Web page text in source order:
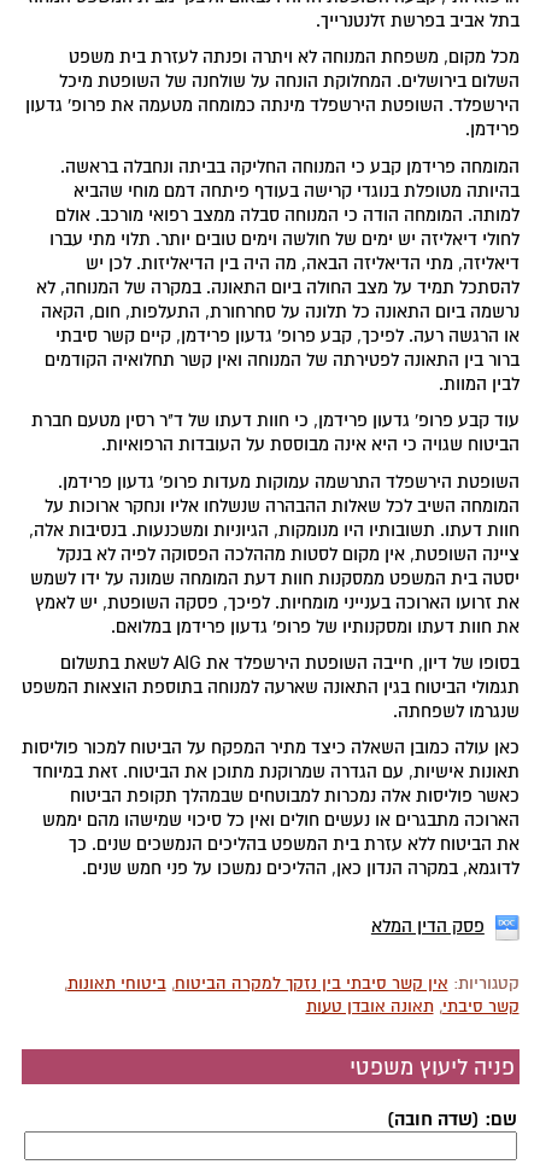
בתל אביב בפרשת זלנטנרייך.
מכל מקום, משפחת המנוחה לא ויתרה ופנתה לעזרת בית משפט
השלום בירושלים. המחלוקת הונחה על שולחנה של השופטת מיכל
הירשפלד. השופטת הירשפלד מינתה כמומחה מטעמה את פרופ' גדעון
פרידמן.
המומחה פרידמן קבע כי המנוחה החליקה בביתה ונחבלה בראשה.
בהיותה מטופלת בנוגדי קרישה בעודף פיתחה דמם מוחי שהביא
למותה. המומחה הודה כי המנוחה סבלה ממצב רפואי מורכב. אולם
לחולי דיאליזה יש ימים של חולשה וימים טובים יותר. תלוי מתי עברו
דיאליזה, מתי הדיאליזה הבאה, מה היה בין הדיאליזות. לכן יש
להסתכל תמיד על מצב החולה ביום התאונה. במקרה של המנוחה, לא
נרשמה ביום התאונה כל תלונה על סחרחורת, התעלפות, חום, הקאה
או הרגשה רעה. לפיכך, קבע פרופ' גדעון פרידמן, קיים קשר סיבתי
ברור בין התאונה לפטירתה של המנוחה ואין קשר תחלואיה הקודמים
לבין המוות.
עוד קבע פרופ' גדעון פרידמן, כי חוות דעתו של ד"ר רסין מטעם חברת
הביטוח שגויה כי היא אינה מבוססת על העובדות הרפואיות.
השופטת הירשפלד התרשמה עמוקות מעדות פרופ' גדעון פרידמן.
המומחה השיב לכל שאלות ההבהרה שנשלחו אליו ונחקר ארוכות על
חוות דעתו. תשובותיו היו מנומקות, הגיוניות ומשכנעות. בנסיבות אלה,
ציינה השופטת, אין מקום לסטות מההלכה הפסוקה לפיה לא בנקל
יסטה בית המשפט ממסקנות חוות דעת המומחה שמונה על ידו לשמש
את זרועו הארוכה בענייני מומחיות. לפיכך, פסקה השופטת, יש לאמץ
את חוות דעתו ומסקנותיו של פרופ' גדעון פרידמן במלואם.
בסופו של דיון, חייבה השופטת הירשפלד את AIG לשאת בתשלום
תגמולי הביטוח בגין התאונה שארעה למנוחה בתוספת הוצאות המשפט
שנגרמו לשפחתה.
כאן עולה כמובן השאלה כיצד מתיר המפקח על הביטוח למכור פוליסות
תאונות אישיות, עם הגדרה שמרוקנת מתוכן את הביטוח. זאת במיוחד
כאשר פוליסות אלה נמכרות למבוטחים שבמהלך תקופת הביטוח
הארוכה מתבגרים או נעשים חולים ואין כל סיכוי שמישהו מהם יממש
את הביטוח ללא עזרת בית המשפט בהליכים הנמשכים שנים. כך
לדוגמא, במקרה הנדון כאן, ההליכים נמשכו על פני חמש שנים.
פסק הדין המלא
קטגוריות: אין קשר סיבתי בין נזקך למקרה הביטוח,ביטוחי תאונות,
קשר סיבתי,תאונה אובדן טעות
פניה ליעוץ משפטי
שם: (שדה חובה)